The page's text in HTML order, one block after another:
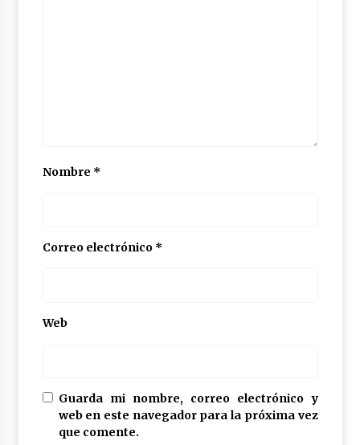
Nombre *
Correo electrónico *
Web
Guarda mi nombre, correo electrónico y
web en este navegador para la próxima vez
que comente.